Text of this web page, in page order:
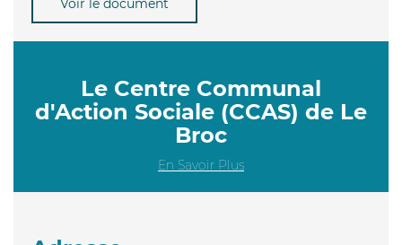
Voir le document
Le Centre Communal
d'Action Sociale (CCAS) de Le
Broc
En Savoir Plus